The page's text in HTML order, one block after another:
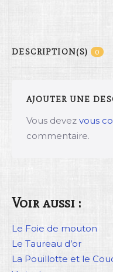
DESCRIPTION(S) 0
AJOUTER UNE
Vous devez vous
commentaire.
Voir aussi :
Le Foie de mouton
Le Taureau d’or
La Pouillotte et le